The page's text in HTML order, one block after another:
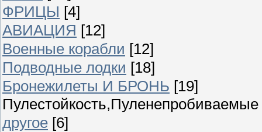
ФРИЦЫ [4]
АВИАЦИЯ [12]
Военные корабли [12]
Подводные лодки [18]
Бронежилеты И БРОНЬ [19]
Пулестойкость,Пуленепробиваемые
другое [6]